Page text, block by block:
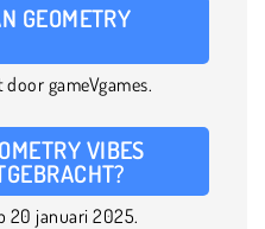
GEOMETRY
door gameVgames.
VIBES
20 januari 2025.